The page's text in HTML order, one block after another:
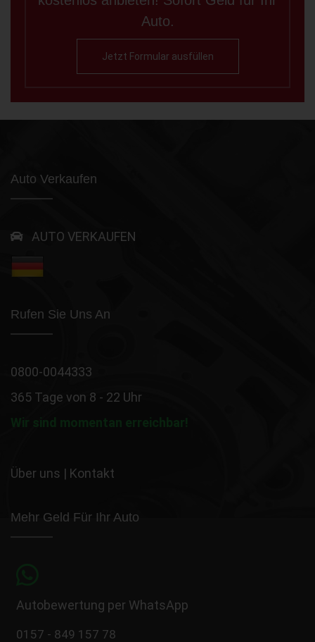
Auto.
Jetzt Formular ausfüllen
Auto Verkaufen
AUTO VERKAUFEN
Rufen Sie Uns An
0800-0044333
365 Tage von 8 - 22 Uhr
Wir sind momentan erreichbar!
Über uns | Kontakt
Mehr Geld Für Ihr Auto
Autobewertung per WhatsApp
0157 - 849 157 78